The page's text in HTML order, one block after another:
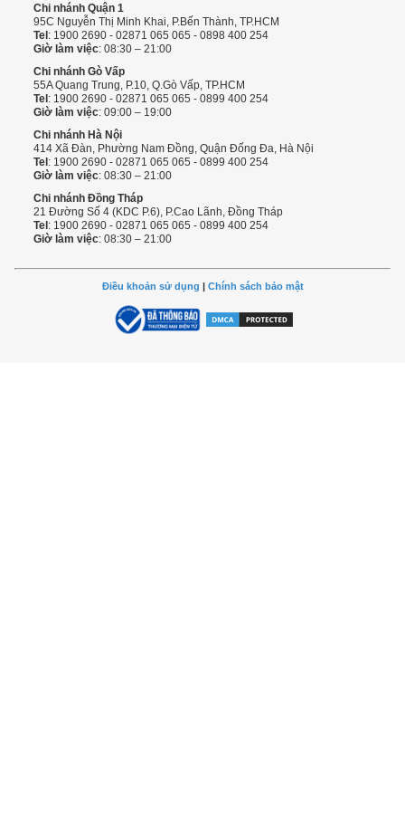
Chi nhánh Quận 1
95C Nguyễn Thị Minh Khai, P.Bến Thành, TP.HCM
Tel: 1900 2690 - 02871 065 065 - 0898 400 254
Giờ làm việc: 08:30 – 21:00
Chi nhánh Gò Vấp
55A Quang Trung, P.10, Q.Gò Vấp, TP.HCM
Tel: 1900 2690 - 02871 065 065 - 0899 400 254
Giờ làm việc: 09:00 – 19:00
Chi nhánh Hà Nội
414 Xã Đàn, Phường Nam Đồng, Quận Đống Đa, Hà Nội
Tel: 1900 2690 - 02871 065 065 - 0899 400 254
Giờ làm việc: 08:30 – 21:00
Chi nhánh Đồng Tháp
21 Đường Số 4 (KDC P.6), P.Cao Lãnh, Đồng Tháp
Tel: 1900 2690 - 02871 065 065 - 0899 400 254
Giờ làm việc: 08:30 – 21:00
Điều khoản sử dụng | Chính sách bảo mật